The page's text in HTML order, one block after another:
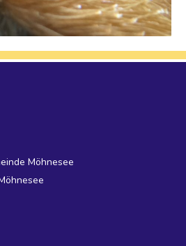
Möhnesee